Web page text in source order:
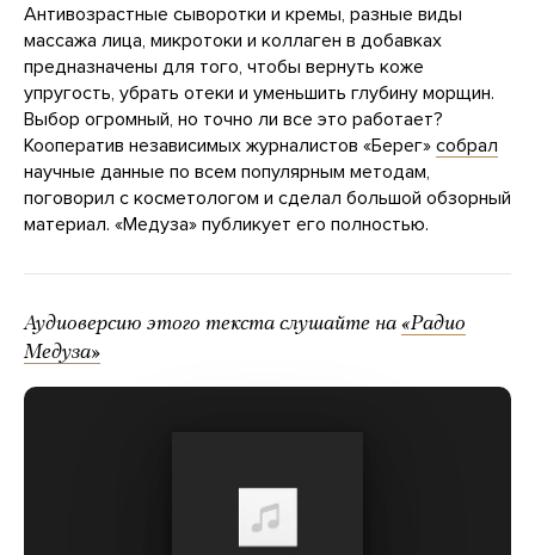
Антивозрастные сыворотки и кремы, разные виды
массажа лица, микротоки и коллаген в добавках
предназначены для того, чтобы вернуть коже
упругость, убрать отеки и уменьшить глубину морщин.
Выбор огромный, но точно ли все это работает?
Кооператив независимых журналистов «Берег» собрал
научные данные по всем популярным методам,
поговорил с косметологом и сделал большой обзорный
материал. «Медуза» публикует его полностью.
Аудиоверсию этого текста слушайте на «Радио
Медуза»